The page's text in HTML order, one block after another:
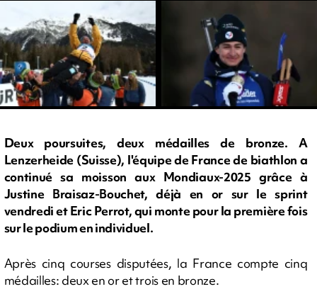
Deux poursuites, deux médailles de bronze. A
Lenzerheide (Suisse), l'équipe de France de biathlon a
continué sa moisson aux Mondiaux-2025 grâce à
Justine Braisaz-Bouchet, déjà en or sur le sprint
vendredi et Eric Perrot, qui monte pour la première fois
sur le podium en individuel.
Après cinq courses disputées, la France compte cinq
médailles: deux en or et trois en bronze.